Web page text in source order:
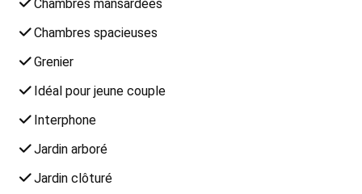
Chambres mansardées
Chambres spacieuses
Grenier
Idéal pour jeune couple
Interphone
Jardin arboré
Jardin clôturé